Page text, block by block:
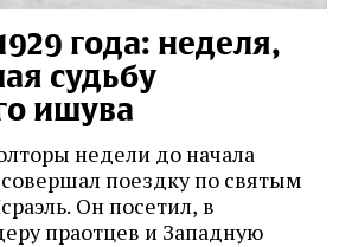
года: неделя,
судьбу
ишува
недели до начала
поездку по святым
Он посетил, в
праотцев и Западную